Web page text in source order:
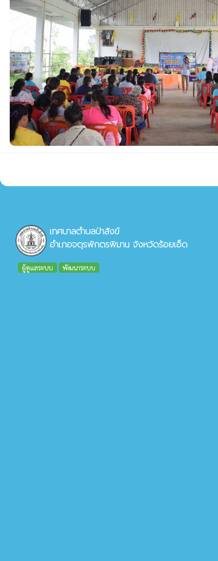
เทศบาลตำบลป่าสังข์
อำเภอจตุรพักตรพิมาน จังหวัดร้อยเอ็ด
ผู้ดูแลระบบ พัฒนาระบบ